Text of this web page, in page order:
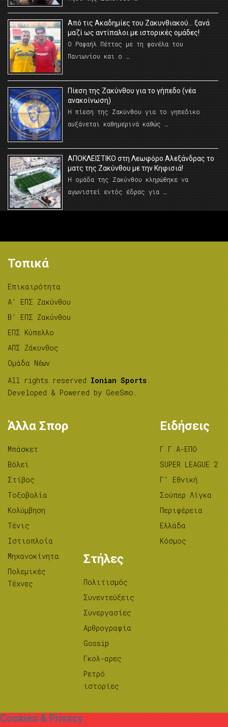
Από τις Ακαδημίες του Ζακυνθιακού… ξανά
μαζί ως αντίπαλοι με ιστορικές ομάδες!
Ο Ραφαήλ Πέττας με τη φανέλα του
Πανιωνίου και ο …
Πίεση της Ζακύνθου για το γήπεδο (νέα
ανακοίνωση)
Η πίεση της Ζακύνθου για το γηπεδικο
αυξάνεται καθημερινά καθώς …
AΠΟΚΛΕΙΣΤΙΚΟ στη Λεωφόρο Αλεξάνδρας το
ματς της Ζακύνθου με την Κηφισιά!
Η ομάδα της Ζακύνθου κληρώθηκε να
αγωνιστεί εντός έδρας για …
Τοπικά
Επικαιρότητα
A’ ΕΠΣ Ζακύνθου
B’ ΕΠΣ Ζακύνθου
ΕΠΣ Κύπελλο
ΑΠΣ Ζάκυνθος
Ομάδα Νέων
All rights reserved Ionian Sports .
Developed & Powered by GeeSmo .
Άλλα Σπορ
Μπάσκετ
Βόλεϊ
Στίβος
Tοξοβολία
Κολύμβηση
Τένις
Ιστιοπλοΐα
Μηχανοκίνητα
Πολεμικές
Τέχνες
Ειδήσεις
Γ.Γ.Α-ΕΠΟ
SUPER LEAGUE 2
Γ’ Εθνική
Σούπερ Λίγκα
Περιφέρεια
Ελλάδα
Κόσμος
Στήλες
Πολιτισμός
Συνεντεύξεις
Συνεργασίες
Αρθρογραφία
Gossip
Γκολ-αρες
Ρετρό
ιστορίες
Cookies & Privacy